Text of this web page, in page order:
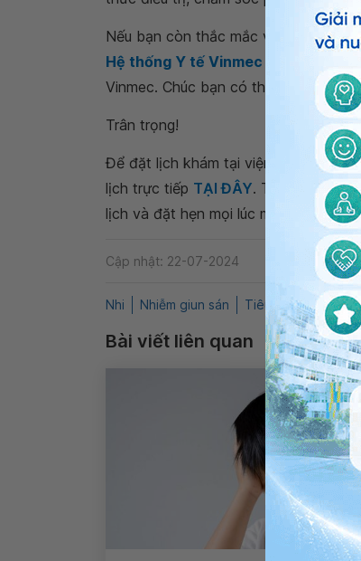
Nếu bạn còn thắc mắc về trẻ 4 tuổi
Hệ thống Y tế Vinmec để kiểm tra
Vinmec. Chúc bạn có thật nhiều sức
Trân trọng!
Để đặt lịch khám tại viện, Quý khách
lịch trực tiếp TẠI ĐÂY. Tải và đặt
lịch và đặt hẹn mọi lúc mọi nơi ngay
Cập nhật: 22-07-2024
Nhi Nhiễm giun sán Tiêu hóa QnA
Bài viết liên quan